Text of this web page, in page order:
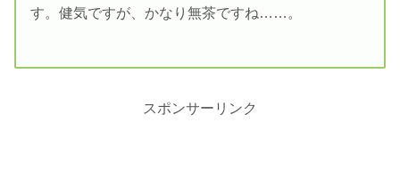
す。健気ですが、かなり無茶ですね……。
スポンサーリンク